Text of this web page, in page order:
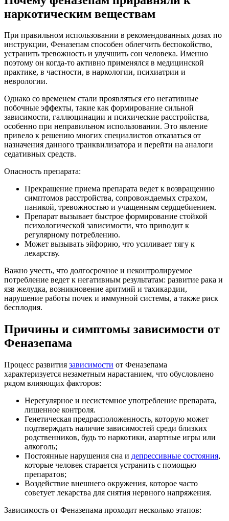
наркотическим веществам
При правильном использовании в рекомендованных дозах по
инструкции, Феназепам способен облегчить беспокойство,
устранить тревожность и улучшить сон человека. Именно
поэтому он когда-то активно применялся в медицинской
практике, в частности, в наркологии, психиатрии и
неврологии.
Однако со временем стали проявляться его негативные
побочные эффекты, такие как формирование сильной
зависимости, галлюцинации и психические расстройства,
особенно при неправильном использовании. Это явление
привело к решению многих специалистов отказаться от
назначения данного транквилизатора и перейти на аналоги
седативных средств.
Опасность препарата:
Прекращение приема препарата ведет к возвращению
симптомов расстройства, сопровождаемых страхом,
паникой, тревожностью и учащенным сердцебиением.
Препарат вызывает быстрое формирование стойкой
психологической зависимости, что приводит к
регулярному потреблению.
Может вызывать эйфорию, что усиливает тягу к
лекарству.
Важно учесть, что долгосрочное и неконтролируемое
потребление ведет к негативным результатам: развитие рака и
язв желудка, возникновение аритмий и тахикардии,
нарушение работы почек и иммунной системы, а также риск
бесплодия.
Причины и симптомы зависимости от
Феназепама
Процесс развития зависимости от Феназепама
характеризуется незаметным нарастанием, что обусловлено
рядом влияющих факторов:
Нерегулярное и несистемное употребление препарата,
лишенное контроля.
Генетическая предрасположенность, которую может
подтверждать наличие зависимостей среди близких
родственников, будь то наркотики, азартные игры или
алкоголь;
Постоянные нарушения сна и депрессивные состояния,
которые человек старается устранить с помощью
препаратов;
Воздействие внешнего окружения, которое часто
советует лекарства для снятия нервного напряжения.
Зависимость от Феназепама проходит несколько этапов: